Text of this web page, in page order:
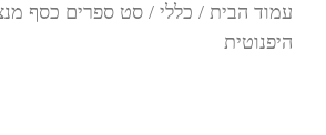
עמוד הבית / כללי / סט ספרים כסף
היפנוטית